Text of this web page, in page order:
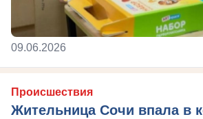
09.06.2026
Происшествия
Жительница Сочи впала в